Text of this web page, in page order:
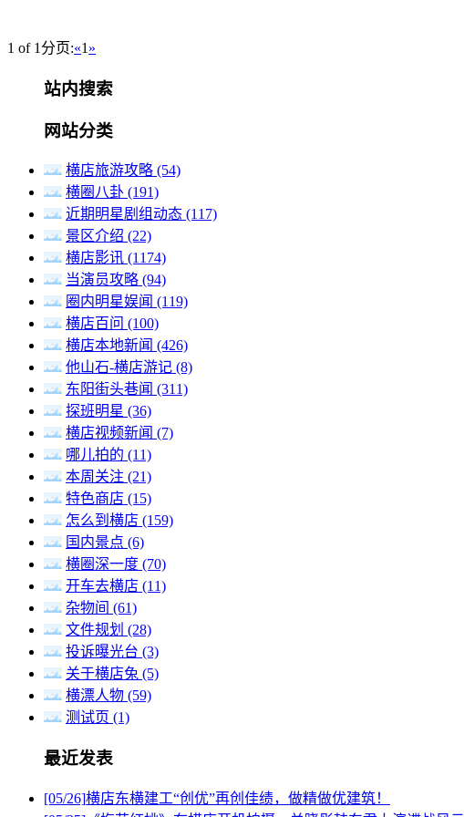
1 of 1 分页:«1 »
站内搜索
网站分类
横店旅游攻略 (54)
横圈八卦 (191)
近期明星剧组动态 (117)
景区介绍 (22)
横店影讯 (1174)
当演员攻略 (94)
圈内明星娱闻 (119)
横店百问 (100)
横店本地新闻 (426)
他山石-横店游记 (8)
东阳街头巷闻 (311)
探班明星 (36)
横店视频新闻 (7)
哪儿拍的 (11)
本周关注 (21)
特色商店 (15)
怎么到横店 (159)
国内景点 (6)
横圈深一度 (70)
开车去横店 (11)
杂物间 (61)
文件规划 (28)
投诉曝光台 (3)
关于横店兔 (5)
横漂人物 (59)
测试页 (1)
最近发表
[05/26]横店东横建工“创优”再创佳绩，做精做优建筑！